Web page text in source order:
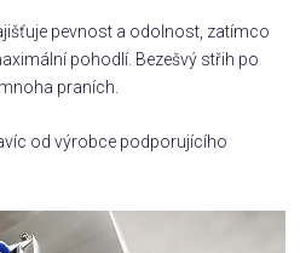
pevnost a odolnost, zatímco
pohodlí. Bezešvý střih po
praních.
od výrobce podporujícího